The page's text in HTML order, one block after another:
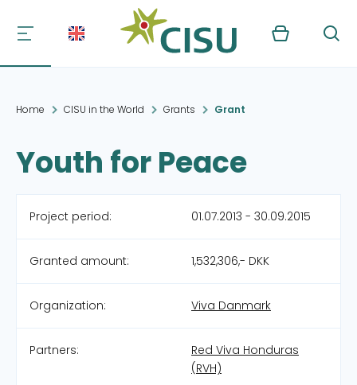
Kurv Søg
Home CISU in the World Grants Grant
Youth for Peace
Project period: 01.07.2013 - 30.09.2015
Granted amount: 1,532,306,- DKK
Organization: Viva Danmark
Partners:
Red Viva Honduras
(RVH)